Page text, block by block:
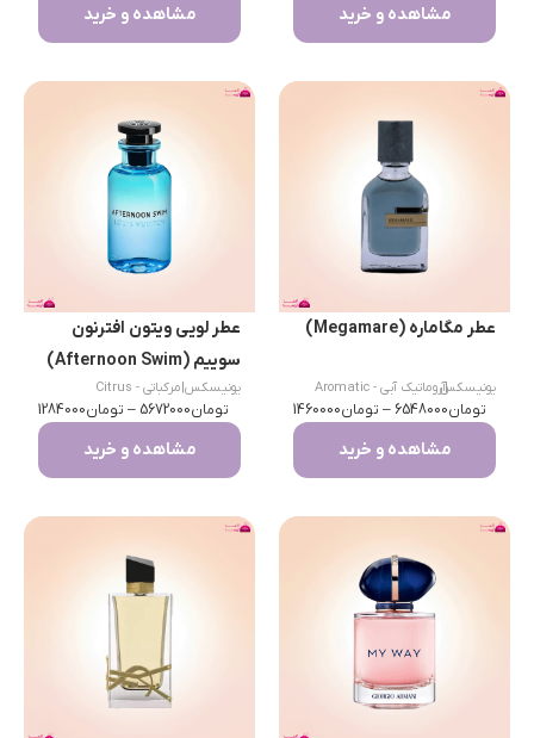
مشاهده و خرید مشاهده و خرید
عطر مگاماره (Megamare)
یونیسکس
|
آروماتیک آبی - Aromatic
Aquatic تومان6548000
– تومان1460000
مشاهده و خرید
عطر لویی ویتون افترنون
سوییم (Afternoon Swim)
یونیسکس مرکباتی - Citrus
تومان5672000
– تومان1284000
مشاهده و خرید